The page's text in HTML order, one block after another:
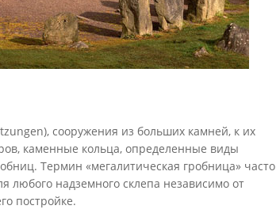
сооружения из больших камней, к их
каменные кольца, определенные виды
Термин «мегалитическая гробница» часто
любого надземного склепа независимо от
постройке.